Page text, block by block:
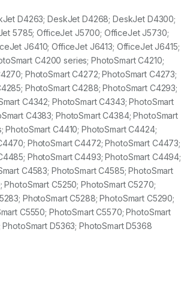
D4263; DeskJet D4268; DeskJet D4300;
5785; OfficeJet J5700; OfficeJet J5730;
J6410; OfficeJet J6413; OfficeJet J6415;
C4200 series; PhotoSmart C4210;
PhotoSmart C4272; PhotoSmart C4273;
PhotoSmart C4288; PhotoSmart C4293;
C4342; PhotoSmart C4343; PhotoSmart
C4383; PhotoSmart C4384; PhotoSmart
C4410; PhotoSmart C4424;
PhotoSmart C4472; PhotoSmart C4473;
PhotoSmart C4493; PhotoSmart C4494;
C4583; PhotoSmart C4585; PhotoSmart
C5250; PhotoSmart C5270;
PhotoSmart C5288; PhotoSmart C5290;
C5550; PhotoSmart C5570; PhotoSmart
D5363; PhotoSmart D5368